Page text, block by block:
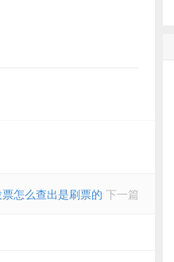
怎么查出是刷票的 下一篇